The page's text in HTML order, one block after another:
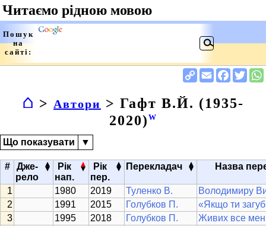
⌂ > Автори > Гафт В.Й. (1935-
2020) W
Що показувати ▼
#
Дже-
рело
▴
▾
Рік
нап.
▴
▾
Рік
пер.
▴
▾ Перекладач ▴
▾ Назва
1980 2019 Туленко В.
Володимиру
1991
2015 Голубков П.
«Якщо ти
1995
2018 Голубков П.
Живих все